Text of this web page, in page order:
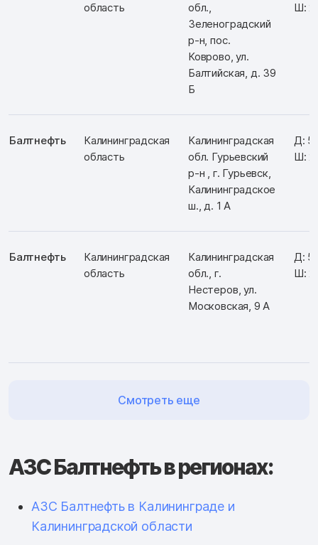
область
обл.,
Зеленоградский
р-н, пос.
Коврово, ул.
Балтийская, д. 39
Б
Ш:
Балтнефть
Калининградская
область
Калининградская
обл. Гурьевский
р-н , г. Гурьевск,
Калининградское
ш., д. 1 А
Д:
Ш:
Балтнефть
Калининградская
область
Калининградская
обл., г.
Нестеров, ул.
Московская, 9 А
Д:
Ш:
Смотреть еще
АЗС Балтнефть в регионах:
АЗС Балтнефть в Калининграде и
Калининградской области